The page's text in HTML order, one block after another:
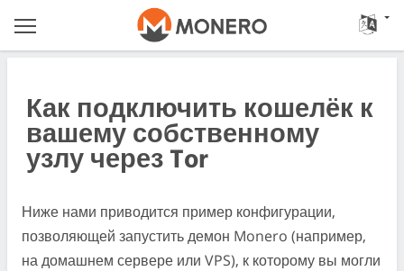
Как подключить кошелёк к
вашему собственному
узлу через Tor
Ниже нами приводится пример конфигурации,
позволяющей запустить демон Monero (например,
на домашнем сервере или VPS), к которому вы могли